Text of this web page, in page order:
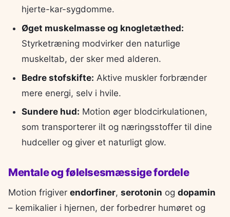
hjerte-kar-sygdomme.
Øget muskelmasse og knogletæthed:
Styrketræning modvirker den naturlige
muskeltab, der sker med alderen.
Bedre stofskifte: Aktive muskler forbrænder
mere energi, selv i hvile.
Sundere hud: Motion øger blodcirkulationen,
som transporterer ilt og næringsstoffer til dine
hudceller og giver et naturligt glow.
Mentale og følelsesmæssige fordele
Motion frigiver endorfiner, serotonin og dopamin
– kemikalier i hjernen, der forbedrer humøret og